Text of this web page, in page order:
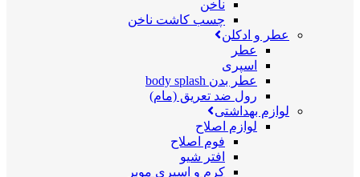
ناخن
چسب کاشت ناخن
عطر و ادکلن
عطر
اسپری
عطر بدن body splash
رول ضد تعریق (مام)
لوازم بهداشتی
لوازم اصلاح
فوم اصلاح
افتر شیو
کرم و اسپری موبر